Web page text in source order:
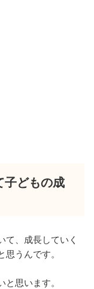
子どもの成
て、成長していく
うんです。
思います。